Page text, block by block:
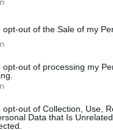
opt-out of the Sale of my
opt-out of processing my
opt-out of Collection, Use,
Data that Is